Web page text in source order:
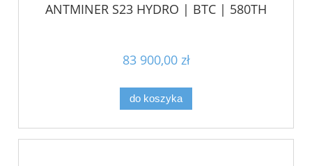
ANTMINER S23 HYDRO | BTC | 580TH
83 900,00 zł
do koszyka